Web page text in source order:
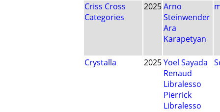
Criss Cross
Categories
2025Arno
Steinwender
Ara
Karapetyan
Crystalla 2025Yoel Sayada
Renaud
Libralesso
Pierrick
Libralesso